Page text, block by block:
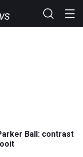
Ball: contrast